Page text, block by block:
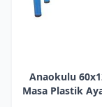
Anaokulu
Masa Plastik